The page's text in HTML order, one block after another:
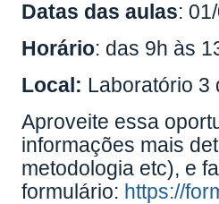
Datas das aulas:
Horário: das 9h às
Local: Laboratório 3
Aproveite essa
informações mais
metodologia etc), e
formulário: https://